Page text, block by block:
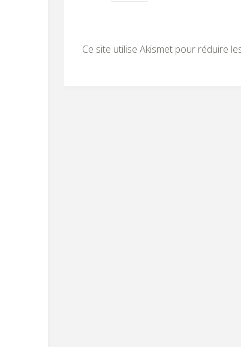
Ce site utilise Akismet pour réduire